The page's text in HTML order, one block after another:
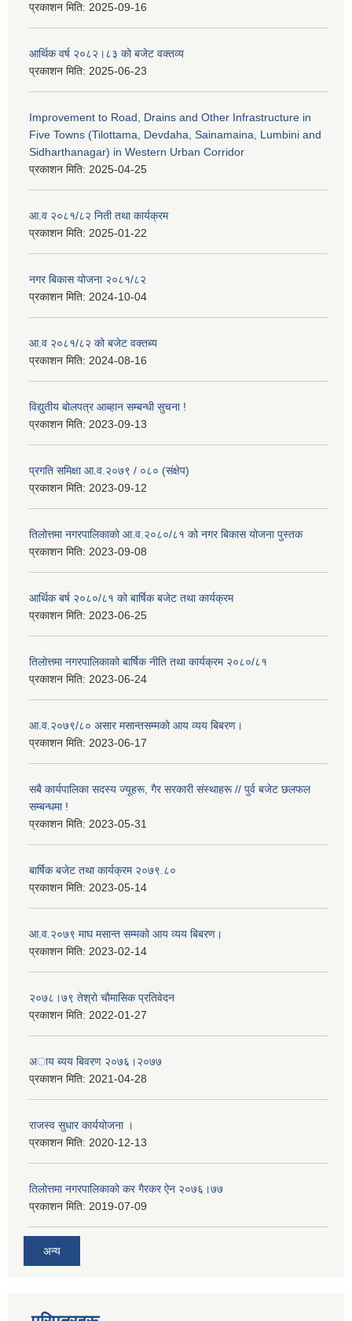
प्रकाशन मिति: 2025-09-16
आर्थिक वर्ष २०८२।८३ को बजेट वक्तव्य
प्रकाशन मिति: 2025-06-23
Improvement to Road, Drains and Other Infrastructure in
Five Towns (Tilottama, Devdaha, Sainamaina, Lumbini and
Sidharthanagar) in Western Urban Corridor
प्रकाशन मिति: 2025-04-25
आ.व २०८१/८२ निती तथा कार्यक्रम
प्रकाशन मिति: 2025-01-22
नगर बिकास योजना २०८१/८२
प्रकाशन मिति: 2024-10-04
आ.व २०८१/८२ को बजेट वक्तब्य
प्रकाशन मिति: 2024-08-16
विद्युतीय बोलपत्र आब्हान सम्बन्धी सुचना !
प्रकाशन मिति: 2023-09-13
प्रगति समिक्षा आ.व.२०७९ / ०८० (संक्षेप)
प्रकाशन मिति: 2023-09-12
तिलोत्तमा नगरपालिकाको आ.व.२०८०/८१ को नगर बिकास योजना पुस्तक
प्रकाशन मिति: 2023-09-08
आर्थिक बर्ष २०८०/८१ को बार्षिक बजेट तथा कार्यक्रम
प्रकाशन मिति: 2023-06-25
तिलोत्तमा नगरपालिकाको बार्षिक नीति तथा कार्यक्रम २०८०/८१
प्रकाशन मिति: 2023-06-24
आ.व.२०७९/८० असार मसान्तसम्मको आय व्यय बिबरण।
प्रकाशन मिति: 2023-06-17
सबै कार्यपालिका सदस्य ज्यूहरू, गैर सरकारी संस्थाहरू // पुर्व बजेट छलफल
सम्बन्धमा !
प्रकाशन मिति: 2023-05-31
बार्षिक बजेट तथा कार्यक्रम २०७९.८०
प्रकाशन मिति: 2023-05-14
आ.व.२०७९ माघ मसान्त सम्मको आय व्यय बिबरण।
प्रकाशन मिति: 2023-02-14
२०७८।७९ तेश्राे चाैमासिक प्रतिवेदन
प्रकाशन मिति: 2022-01-27
अाय ब्यय बिवरण २०७६।२०७७
प्रकाशन मिति: 2021-04-28
राजस्व सुधार कार्ययाेजना ।
प्रकाशन मिति: 2020-12-13
तिलोत्तमा नगरपालिकाको कर गैरकर ऐन २०७६।७७
प्रकाशन मिति: 2019-07-09
अन्य